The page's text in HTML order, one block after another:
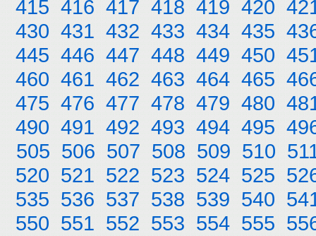
415 416 417 418 419 420
430 431 432 433 434 435
445 446 447 448 449 450
460 461 462 463 464 465
475 476 477 478 479 480
490 491 492 493 494 495
505 506 507 508 509 510
520 521 522 523 524 525
535 536 537 538 539 540
550 551 552 553 554 555